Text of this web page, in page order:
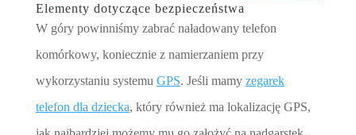
Elementy dotyczące bezpieczeństwa
W góry powinniśmy zabrać naładowany telefon
komórkowy, koniecznie z namierzaniem przy
wykorzystaniu systemu GPS. Jeśli mamy zegarek
telefon dla dziecka, który również ma lokalizację GPS,